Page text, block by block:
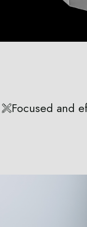
Focused and